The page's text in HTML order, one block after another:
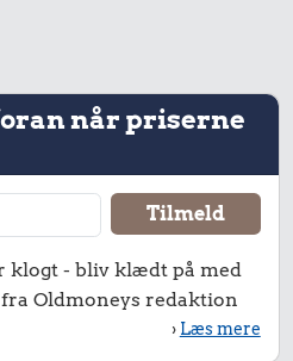
når priserne
klogt - bliv klædt på med
Oldmoneys redaktion
› Læs mere